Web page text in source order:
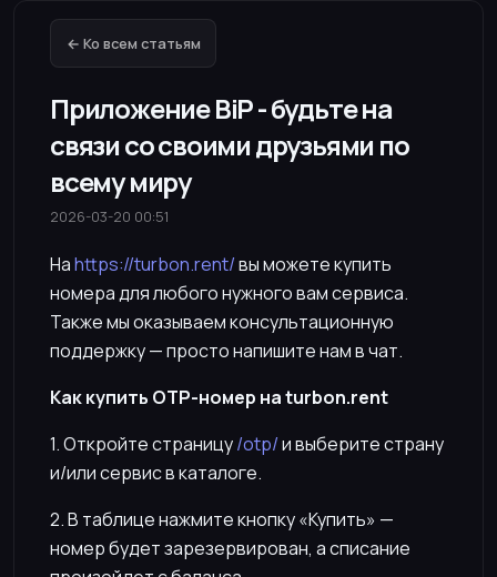
← Ко всем статьям
Приложение BiP - будьте на
связи со своими друзьями по
всему миру
2026-03-20 00:51
Наhttps://turbon.rent/вы можете купить
номера для любого нужного вам сервиса.
Также мы оказываем консультационную
поддержку — просто напишите нам в чат.
Как купить OTP-номер на turbon.rent
1. Откройте страницу/otp/и выберите страну
и/или сервис в каталоге.
2. В таблице нажмите кнопку «Купить» —
номер будет зарезервирован, а списание